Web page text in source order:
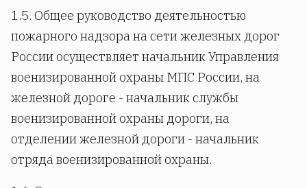
1.5. Общее руководство деятельностью
пожарного надзора на сети железных дорог
России осуществляет начальник Управления
военизированной охраны МПС России, на
железной дороге - начальник службы
военизированной охраны дороги, на
отделении железной дороги - начальник
отряда военизированной охраны.